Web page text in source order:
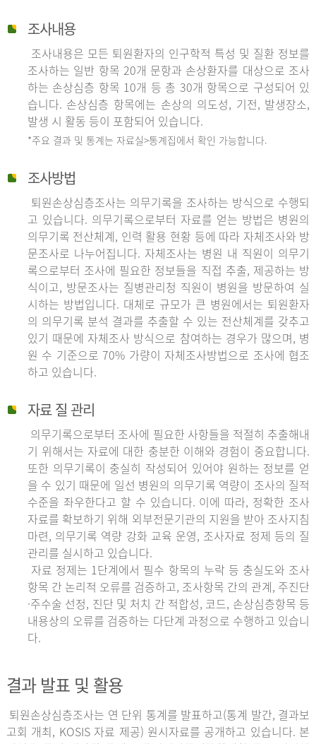
조사내용
조사내용은 모든 퇴원환자의 인구학적 특성 및 질환 정보를
조사하는 일반 항목 20개 문항과 손상환자를 대상으로 조사
하는 손상심층 항목 10개 등 총 30개 항목으로 구성되어 있
습니다. 손상심층 항목에는 손상의 의도성, 기전, 발생장소,
발생 시 활동 등이 포함되어 있습니다.
*주요 결과 및 통계는 자료실>통계집에서 확인 가능합니다.
조사방법
퇴원손상심층조사는 의무기록을 조사하는 방식으로 수행되
고 있습니다. 의무기록으로부터 자료를 얻는 방법은 병원의
의무기록 전산체계, 인력 활용 현황 등에 따라 자체조사와 방
문조사로 나누어집니다. 자체조사는 병원 내 직원이 의무기
록으로부터 조사에 필요한 정보들을 직접 추출, 제공하는 방
식이고, 방문조사는 질병관리청 직원이 병원을 방문하여 실
시하는 방법입니다. 대체로 규모가 큰 병원에서는 퇴원환자
의 의무기록 분석 결과를 추출할 수 있는 전산체계를 갖추고
있기 때문에 자체조사 방식으로 참여하는 경우가 많으며, 병
원 수 기준으로 70% 가량이 자체조사방법으로 조사에 협조
하고 있습니다.
자료 질 관리
의무기록으로부터 조사에 필요한 사항들을 적절히 추출해내
기 위해서는 자료에 대한 충분한 이해와 경험이 중요합니다.
또한 의무기록이 충실히 작성되어 있어야 원하는 정보를 얻
을 수 있기 때문에 일선 병원의 의무기록 역량이 조사의 질적
수준을 좌우한다고 할 수 있습니다. 이에 따라, 정확한 조사
자료를 확보하기 위해 외부전문기관의 지원을 받아 조사지침
마련, 의무기록 역량 강화 교육 운영, 조사자료 정제 등의 질
관리를 실시하고 있습니다.
자료 정제는 1단계에서 필수 항목의 누락 등 충실도와 조사
항목 간 논리적 오류를 검증하고, 조사항목 간의 관계, 주진단
·주수술 선정, 진단 및 처치 간 적합성, 코드, 손상심층항목 등
내용상의 오류를 검증하는 다단계 과정으로 수행하고 있습니
다.
결과 발표 및 활용
퇴원손상심층조사는 연 단위 통계를 발표하고(통계 발간, 결과보
고회 개최, KOSIS 자료 제공) 원시자료를 공개하고 있습니다. 본